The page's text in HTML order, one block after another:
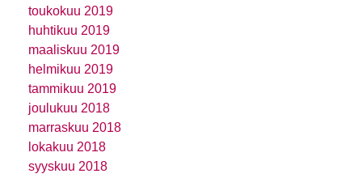
toukokuu 2019
huhtikuu 2019
maaliskuu 2019
helmikuu 2019
tammikuu 2019
joulukuu 2018
marraskuu 2018
lokakuu 2018
syyskuu 2018